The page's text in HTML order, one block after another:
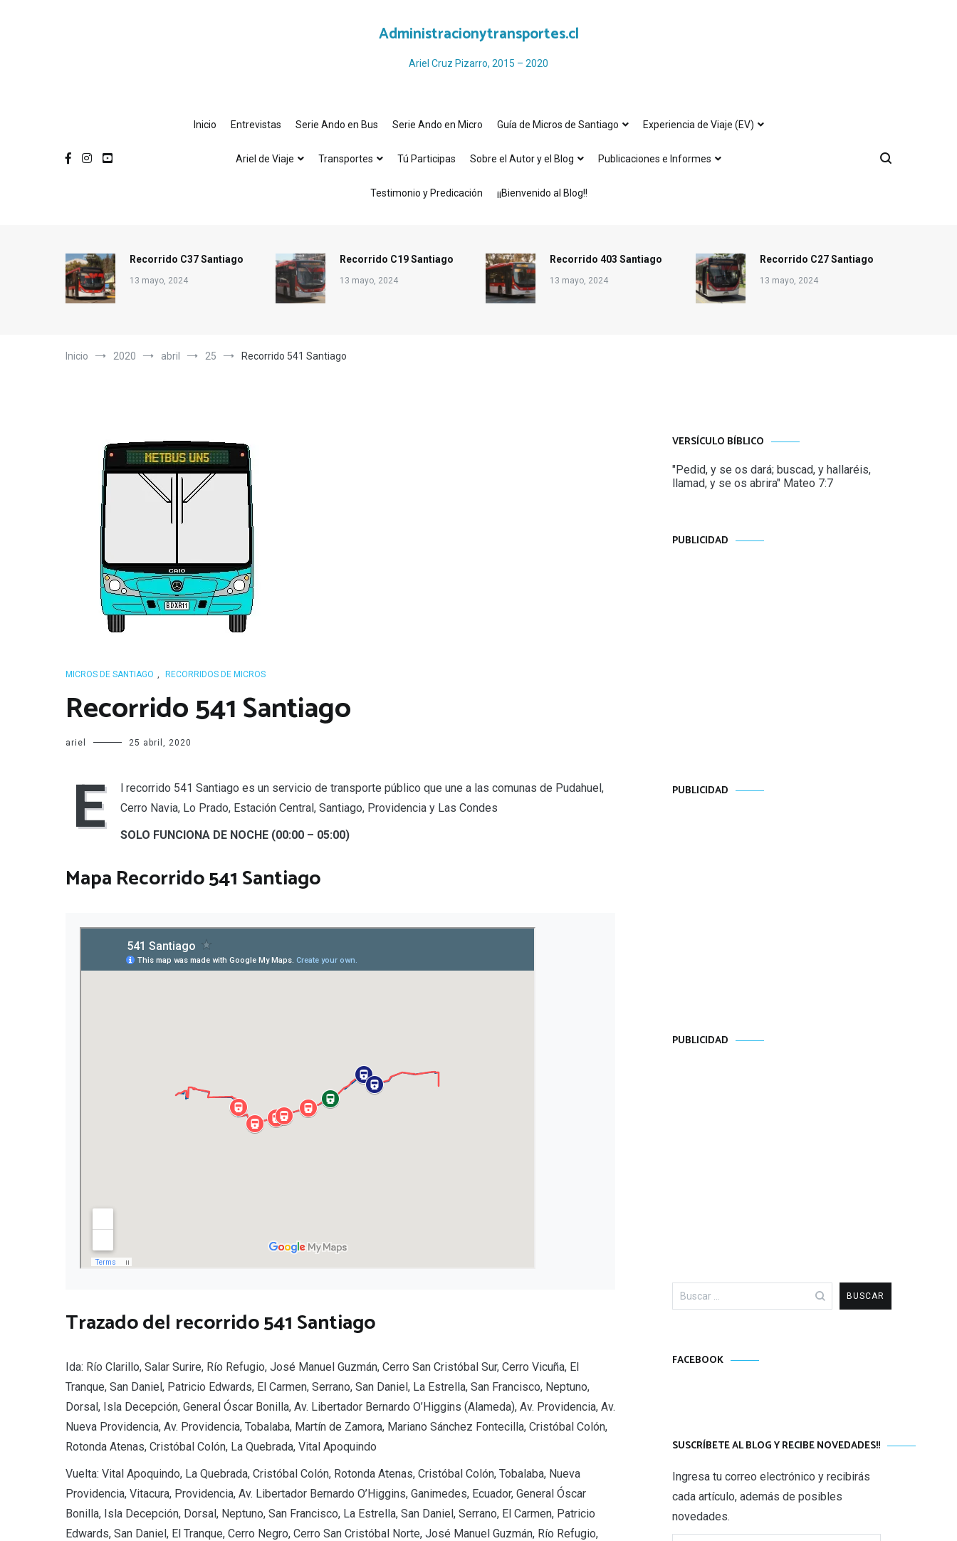
Administracionytransportes.cl
Ariel Cruz Pizarro, 2015 – 2020
Inicio Entrevistas Serie Ando en Bus Serie Ando en Micro Guía de Micros de Santiago Experiencia de Viaje (EV)
Ariel de Viaje Transportes Tú Participas Sobre el Autor y el Blog Publicaciones e Informes
Testimonio y Predicación ¡¡Bienvenido al Blog!!
Recorrido C37 Santiago
13 mayo, 2024
Recorrido C19 Santiago
13 mayo, 2024
Recorrido 403 Santiago
13 mayo, 2024
Recorrido C27 Santiago
13 mayo, 2024
Inicio 2020 abril 25 Recorrido 541 Santiago
MICROS DE SANTIAGO , RECORRIDOS DE MICROS
Recorrido 541 Santiago
ariel 25 abril, 2020
E
l recorrido 541 Santiago es un servicio de transporte público que une a las comunas de Pudahuel,
Cerro Navia, Lo Prado, Estación Central, Santiago, Providencia y Las Condes
SOLO FUNCIONA DE NOCHE (00:00 – 05:00)
Mapa Recorrido 541 Santiago
Trazado del recorrido 541 Santiago
Ida: Río Clarillo, Salar Surire, Río Refugio, José Manuel Guzmán, Cerro San Cristóbal Sur, Cerro Vicuña, El
Tranque, San Daniel, Patricio Edwards, El Carmen, Serrano, San Daniel, La Estrella, San Francisco, Neptuno,
Dorsal, Isla Decepción, General Óscar Bonilla, Av. Libertador Bernardo O’Higgins (Alameda), Av. Providencia, Av.
Nueva Providencia, Av. Providencia, Tobalaba, Martín de Zamora, Mariano Sánchez Fontecilla, Cristóbal Colón,
Rotonda Atenas, Cristóbal Colón, La Quebrada, Vital Apoquindo
Vuelta: Vital Apoquindo, La Quebrada, Cristóbal Colón, Rotonda Atenas, Cristóbal Colón, Tobalaba, Nueva
Providencia, Vitacura, Providencia, Av. Libertador Bernardo O’Higgins, Ganimedes, Ecuador, General Óscar
Bonilla, Isla Decepción, Dorsal, Neptuno, San Francisco, La Estrella, San Daniel, Serrano, El Carmen, Patricio
Edwards, San Daniel, El Tranque, Cerro Negro, Cerro San Cristóbal Norte, José Manuel Guzmán, Río Refugio,
VERSÍCULO BÍBLICO
"Pedid, y se os dará; buscad, y hallaréis,
llamad, y se os abrira" Mateo 7:7
PUBLICIDAD
PUBLICIDAD
PUBLICIDAD
Buscar:
FACEBOOK
SUSCRÍBETE AL BLOG Y RECIBE NOVEDADES!!
Ingresa tu correo electrónico y recibirás
cada artículo, además de posibles
novedades.